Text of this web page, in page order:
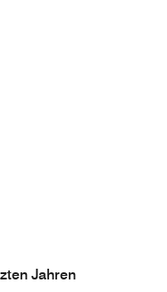
Jahren